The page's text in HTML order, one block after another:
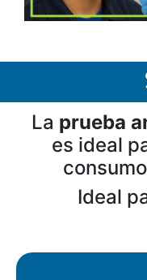
La prueba
es ideal
Ideal